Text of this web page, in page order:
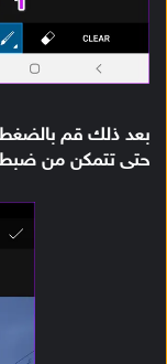
حتى تتمكن من ضبط